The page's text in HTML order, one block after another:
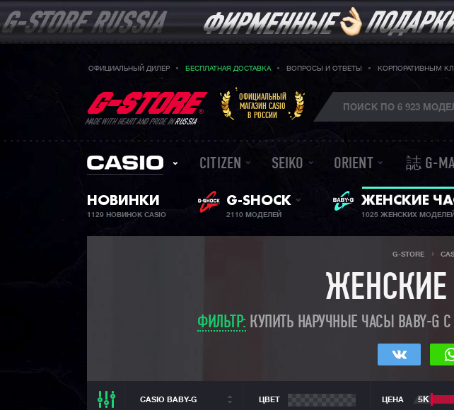
ОФИЦИАЛЬНЫЙ ДИЛЕР БЕСПЛАТНАЯ ДОСТАВКА ВОПРОСЫ И ОТВЕТЫ КОРПОРАТИВНЫМ
MADE WITH HEART AND PRIDE INRUSSIA
ОФИЦИАЛЬНЫЙ
МАГАЗИН CASIO
В РОССИИ
CITIZEN SEIKO ORIENT 誌 G-
НОВИНКИ
1129 НОВИНОК CASIO
G-SHOCK
2110 МОДЕЛЕЙ
ЖЕНСКИЕ
BABY-G +
1025 ЖЕНСКИХ МОДЕЛЕЙ
G-STORE
ЖЕНСКИЕ
ФИЛЬТР: КУПИТЬ НАРУЧНЫЕ ЧАСЫ BABY-G
CASIO BABY-G ЦВЕТ ЦЕНА 5К